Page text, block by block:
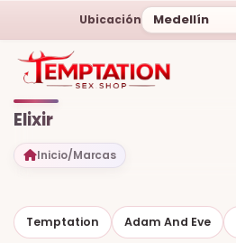
Ubicación Medellín
Elixir
Inicio/Marcas
Temptation Adam And Eve